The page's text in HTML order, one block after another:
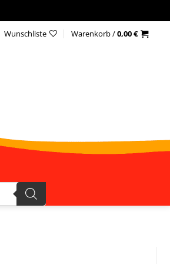
Wunschliste Warenkorb /0,00€